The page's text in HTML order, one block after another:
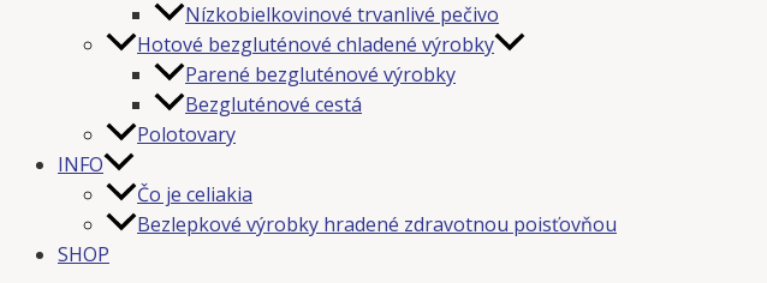
Nízkobielkovinové trvanlivé pečivo
Hotové bezgluténové chladené výrobky
Parené bezgluténové výrobky
Bezgluténové cestá
Polotovary
INFO
Čo je celiakia
Bezlepkové výrobky hradené zdravotnou poisťovňou
SHOP